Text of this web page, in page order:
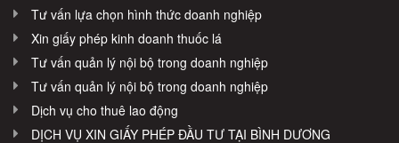
Tư vấn lựa chọn hình thức doanh nghiệp
Xin giấy phép kinh doanh thuốc lá
Tư vấn quản lý nội bộ trong doanh nghiệp
Tư vấn quản lý nội bộ trong doanh nghiệp
Dịch vụ cho thuê lao động
DỊCH VỤ XIN GIẤY PHÉP ĐẦU TƯ TẠI BÌNH DƯƠNG